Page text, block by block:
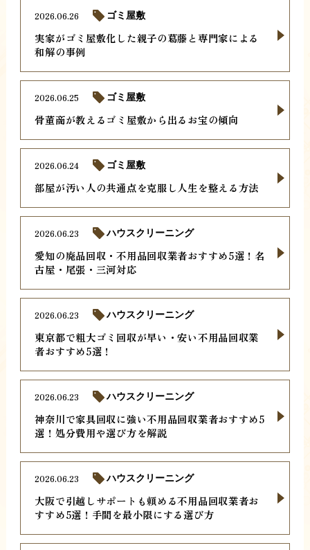
実家がゴミ屋敷化した親子の葛藤と専門家による
和解の事例
2026.06.26 ゴミ屋敷
骨董商が教えるゴミ屋敷から出るお宝の傾向
2026.06.25 ゴミ屋敷
部屋が汚い人の共通点を克服し人生を整える方法
2026.06.24 ゴミ屋敷
愛知の廃品回収・不用品回収業者おすすめ5選！名
古屋・尾張・三河対応
2026.06.23 ハウスクリーニング
東京都で粗大ゴミ回収が早い・安い不用品回収業
者おすすめ5選！
2026.06.23 ハウスクリーニング
神奈川で家具回収に強い不用品回収業者おすすめ5
選！処分費用や選び方を解説
2026.06.23 ハウスクリーニング
大阪で引越しサポートも頼める不用品回収業者お
すすめ5選！手間を最小限にする選び方
2026.06.23 ハウスクリーニング